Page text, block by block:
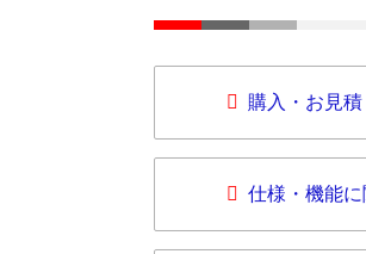
購入・お見
仕様・機能